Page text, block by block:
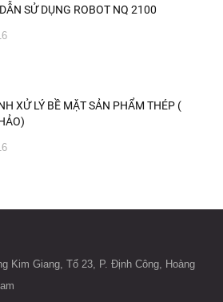
SỬ DỤNG ROBOT NQ 2100
XỬ LÝ BỀ MẶT SẢN PHẨM THÉP (
Kim Giang, Tổ 23, P. Định Công, Hoàng